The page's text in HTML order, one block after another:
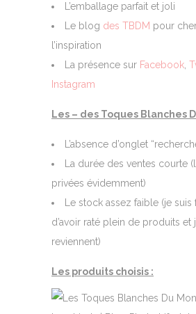
L’emballage parfait et joli
Le blog des TBDM pour
l’inspiration
La présence sur Facebook,
Instagram
Les – des Toques Blanches
L’absence d’onglet
La durée des ventes courte
privées évidemment)
Le stock assez faible (je suis
d’avoir raté plein de produits et
reviennent)
Les produits choisis :